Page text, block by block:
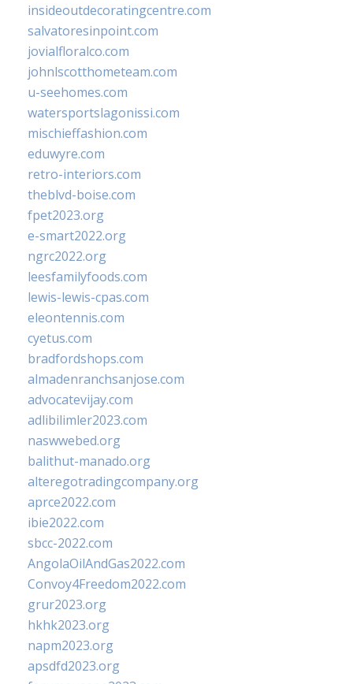
insideoutdecoratingcentre.com
salvatoresinpoint.com
jovialfloralco.com
johnlscotthometeam.com
u-seehomes.com
watersportslagonissi.com
mischieffashion.com
eduwyre.com
retro-interiors.com
theblvd-boise.com
fpet2023.org
e-smart2022.org
ngrc2022.org
leesfamilyfoods.com
lewis-lewis-cpas.com
eleontennis.com
cyetus.com
bradfordshops.com
almadenranchsanjose.com
advocatevijay.com
adlibilimler2023.com
naswwebed.org
balithut-manado.org
alteregotradingcompany.org
aprce2022.com
ibie2022.com
sbcc-2022.com
AngolaOilAndGas2022.com
Convoy4Freedom2022.com
grur2023.org
hkhk2023.org
napm2023.org
apsdfd2023.org